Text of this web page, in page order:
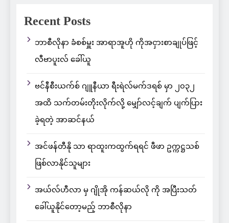
Recent Posts
ဘာစီလိုနာ ခံစစ်မှူး အာရာအူဟို ကိုအငှားစာချုပ်ဖြင့်
လီဗာပူးလ် ခေါ်ယူ
ဗင်နီစီးယက်စ် ဂျူနီယာ ရီးရဲလ်မက်ဒရစ် မှာ ၂၀၃၂
အထိ သက်တမ်းတိုးလိုက်လို့ မျှော်လင့်ချက် ပျက်ပြား
ခဲ့ရတဲ့ အာဆင်နယ်
အင်ဖန်တီနို သာ ရာထူးကထွက်ရရင် ဖီဖာ ဥက္ကဋ္ဌသစ်
ဖြစ်လာနိုင်သူများ
အယ်လ်ဟီလာ မှ ဂျိုအို ကန်ဆယ်လို ကို အပြီးသတ်
ခေါ်ယူနိုင်တော့မည့် ဘာစီလိုနာ